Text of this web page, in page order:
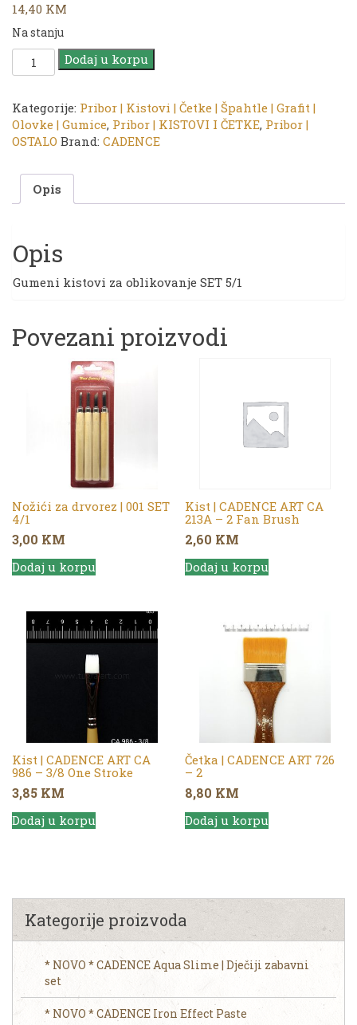
14,40 KM
Na stanju
Pribor
|
Gumeni
kist
9027
SET
količina
Dodaj u korpu
Kategorije: Pribor | Kistovi | Četke | Špahtle | Grafit |
Olovke | Gumice, Pribor | KISTOVI I ČETKE, Pribor |
OSTALO Brand: CADENCE
Opis
Opis
Gumeni kistovi za oblikovanje SET 5/1
Povezani proizvodi
Nožići za drvorez | 001 SET
4/1
3,00 KM
Dodaj u korpu
Kist | CADENCE ART CA
213A – 2 Fan Brush
2,60 KM
Dodaj u korpu
Kist | CADENCE ART CA
986 – 3/8 One Stroke
3,85 KM
Dodaj u korpu
Četka | CADENCE ART 726
– 2
8,80 KM
Dodaj u korpu
Kategorije proizvoda
* NOVO * CADENCE Aqua Slime | Dječiji zabavni
set
* NOVO * CADENCE Iron Effect Paste